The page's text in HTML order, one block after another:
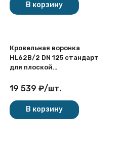
В корзину
Кровельная воронка
HL62B/2 DN 125 стандарт
для плоской
19 539 ₽/шт.
В корзину